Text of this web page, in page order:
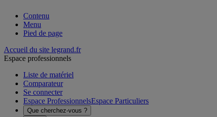
Contenu
Menu
Pied de page
Accueil du site legrand.fr
Espace professionnels
Liste de matériel
Comparateur
Se connecter
Espace ProfessionnelsEspace Particuliers
Que cherchez-vous ?